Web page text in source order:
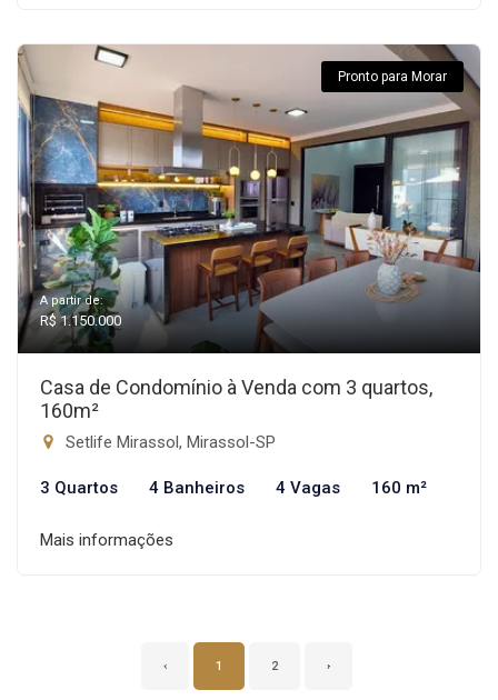
Pronto para Morar
A partir de:
R$ 1.150.000
Casa de Condomínio à Venda com 3 quartos,
160m²
Setlife Mirassol, Mirassol-SP
3 Quartos 4 Banheiros 4 Vagas 160 m²
Mais informações
‹ 1 2 ›